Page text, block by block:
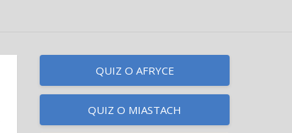
QUIZ O AFRYCE
QUIZ O MIASTACH